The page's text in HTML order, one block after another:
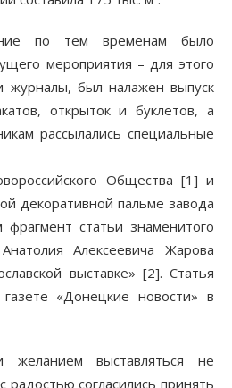
по тем временам было
мероприятия – для этого
журналы, был налажен выпуск
открыток и буклетов, а
рассылались специальные
Общества [1] и
декоративной пальме завода
статьи знаменитого
Алексеевича Жарова
выставке» [2]. Статья
«Донецкие новости» в
желанием выставляться не
радостью согласились принять